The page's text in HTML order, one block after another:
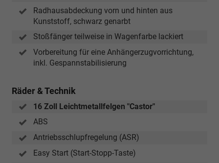
Radhausabdeckung vorn und hinten aus
Kunststoff, schwarz genarbt
Stoßfänger teilweise in Wagenfarbe lackiert
Vorbereitung für eine Anhängerzugvorrichtung,
inkl. Gespannstabilisierung
Räder & Technik
16 Zoll Leichtmetallfelgen "Castor"
ABS
Antriebsschlupfregelung (ASR)
Easy Start (Start-Stopp-Taste)